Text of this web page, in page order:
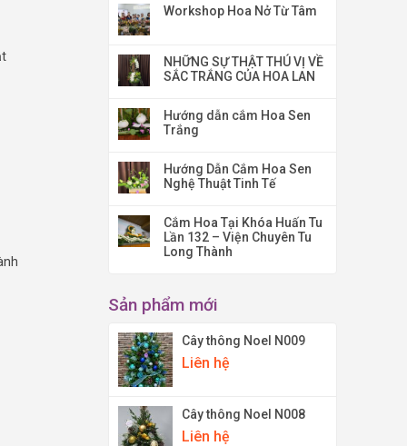
Workshop Hoa Nở Từ Tâm
NHỮNG SỰ THẬT THÚ VỊ VỀ
SẮC TRẮNG CỦA HOA LAN
Hướng dẫn cắm Hoa Sen
Trắng
Hướng Dẫn Cắm Hoa Sen
Nghệ Thuật Tinh Tế
Cắm Hoa Tại Khóa Huấn Tu
Lần 132 – Viện Chuyên Tu
Long Thành
Sản phẩm mới
Cây thông Noel N009
Liên hệ
Cây thông Noel N008
Liên hệ